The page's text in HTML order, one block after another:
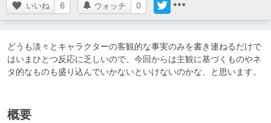
いいね 6 ウォッチ 0
どうも淡々とキャラクターの客観的な事実のみを書き連ねるだけで
はいまひとつ反応に乏しいので、今回からは主観に基づくものやネ
タ的なものも盛り込んでいかないといけないのかな、と思います。
概要